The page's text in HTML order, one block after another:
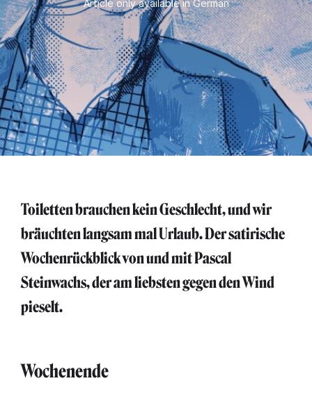
Article only available in German
Toiletten brauchen kein Geschlecht, und wir
bräuchten langsam mal Urlaub. Der satirische
Wochenrückblick von und mit Pascal
Steinwachs, der am liebsten gegen den Wind
pieselt.
Wochenende